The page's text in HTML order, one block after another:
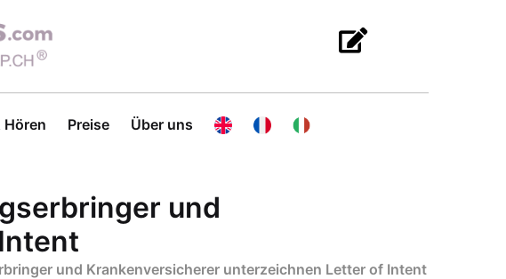
Hören Preise Über uns
und
und Krankenversicherer unterzeichnen Letter of Intent